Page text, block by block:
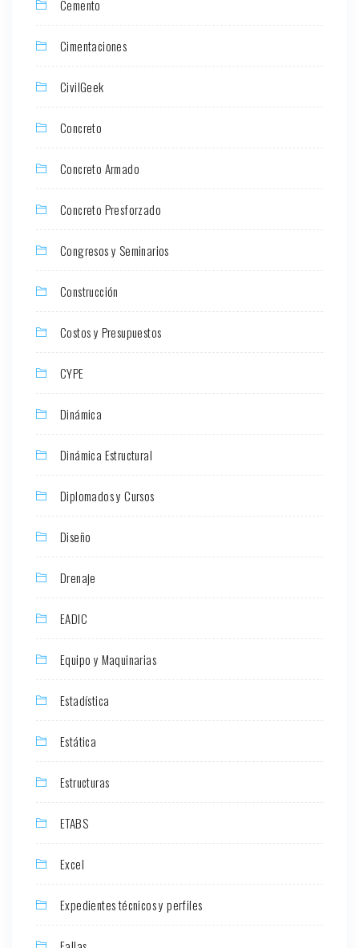
Cemento
Cimentaciones
CivilGeek
Concreto
Concreto Armado
Concreto Presforzado
Congresos y Seminarios
Construcción
Costos y Presupuestos
CYPE
Dinámica
Dinámica Estructural
Diplomados y Cursos
Diseño
Drenaje
EADIC
Equipo y Maquinarias
Estadística
Estática
Estructuras
ETABS
Excel
Expedientes técnicos y perfiles